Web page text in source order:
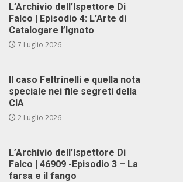
L’Archivio dell’Ispettore Di
Falco | Episodio 4: L’Arte di
Catalogare l’Ignoto
7 Luglio 2026
Il caso Feltrinelli e quella nota
speciale nei file segreti della
CIA
2 Luglio 2026
L’Archivio dell’Ispettore Di
Falco | 46909 -Episodio 3 – La
farsa e il fango